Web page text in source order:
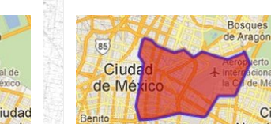
0
Comment